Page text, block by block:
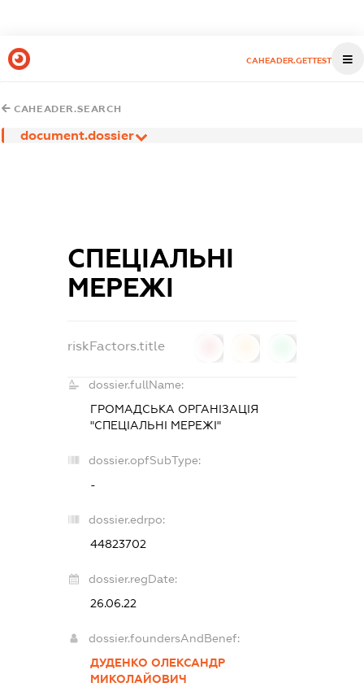
CAHEADER.GETTEST
CAHEADER.SEARCH
document.dossier
СПЕЦІАЛЬНІ
МЕРЕЖІ
riskFactors.title
dossier.fullName:
ГРОМАДСЬКА ОРГАНІЗАЦІЯ
"СПЕЦІАЛЬНІ МЕРЕЖІ"
dossier.opfSubType:
-
dossier.edrpo:
44823702
dossier.regDate:
26.06.22
dossier.foundersAndBenef:
ДУДЕНКО ОЛЕКСАНДР
МИКОЛАЙОВИЧ